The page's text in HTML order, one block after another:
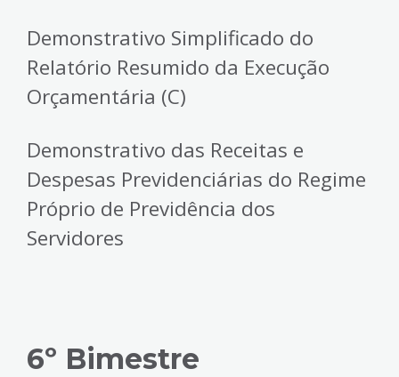
Demonstrativo Simplificado do
Relatório Resumido da Execução
Orçamentária (C)
Demonstrativo das Receitas e
Despesas Previdenciárias do Regime
Próprio de Previdência dos
Servidores
6º Bimestre